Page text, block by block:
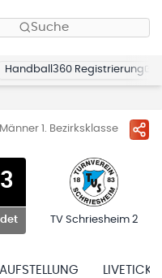
Suche
Handball360 Registrierung
1. Bezirksklasse
TV Schriesheim 2
AUFSTELLUNG